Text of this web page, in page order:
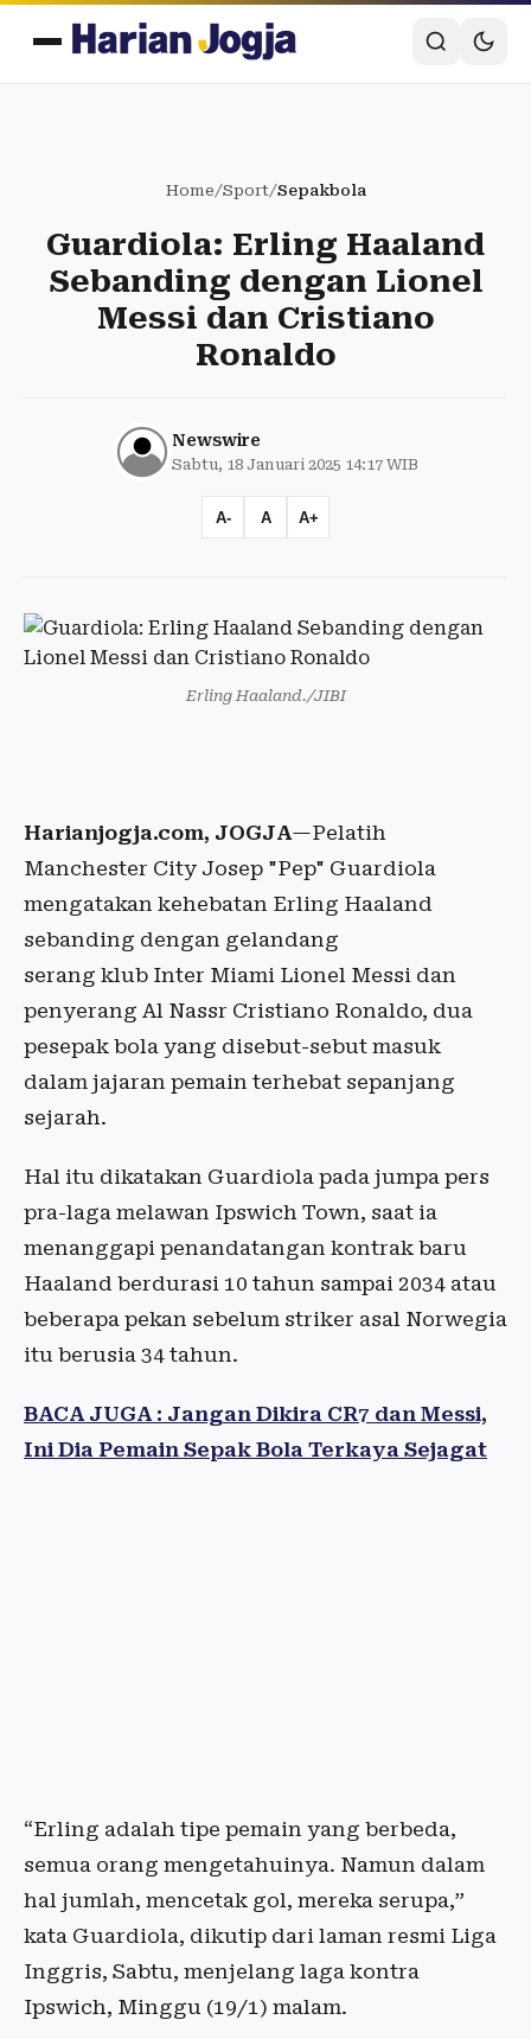
Home/Sport/Sepakbola
Guardiola: Erling Haaland
Sebanding dengan Lionel
Messi dan Cristiano
Ronaldo
Newswire
Sabtu, 18 Januari 2025 14:17 WIB
A- A A+
Erling Haaland./JIBI
Harianjogja.com, JOGJA—Pelatih
Manchester City Josep "Pep" Guardiola
mengatakan kehebatan Erling Haaland
sebanding dengan gelandang
serang klub Inter Miami Lionel Messi dan
penyerang Al Nassr Cristiano Ronaldo, dua
pesepak bola yang disebut-sebut masuk
dalam jajaran pemain terhebat sepanjang
sejarah.
Hal itu dikatakan Guardiola pada jumpa pers
pra-laga melawan Ipswich Town, saat ia
menanggapi penandatangan kontrak baru
Haaland berdurasi 10 tahun sampai 2034 atau
beberapa pekan sebelum striker asal Norwegia
itu berusia 34 tahun.
BACA JUGA : Jangan Dikira CR7 dan Messi,
Ini Dia Pemain Sepak Bola Terkaya Sejagat
“Erling adalah tipe pemain yang berbeda,
semua orang mengetahuinya. Namun dalam
hal jumlah, mencetak gol, mereka serupa,”
kata Guardiola, dikutip dari laman resmi Liga
Inggris, Sabtu, menjelang laga kontra
Ipswich, Minggu (19/1) malam.